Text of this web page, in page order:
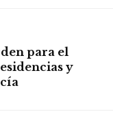
para el
y